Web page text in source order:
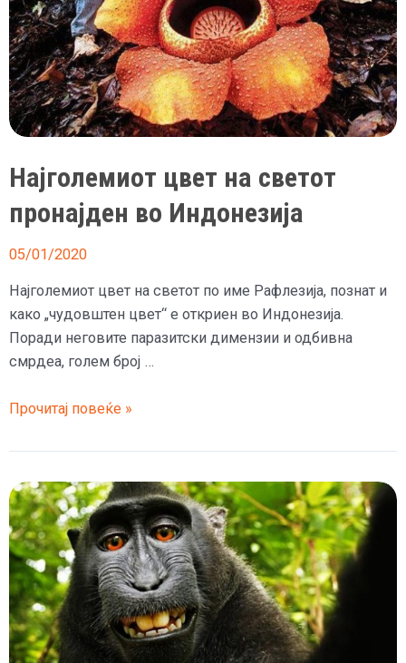
Најголемиот цвет на светот
пронајден во Индонезија
05/01/2020
Најголемиот цвет на светот по име Рафлезија, познат и
како „чудовштен цвет“ е откриен во Индонезија.
Поради неговите паразитски димензии и одбивна
смрдеа, голем број …
Најголемиот
на
светот
пронајден
во
Индонезија
Прочитај повеќе »